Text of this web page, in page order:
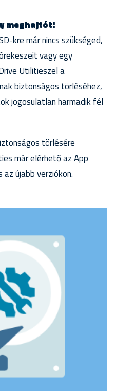
meghajtót!
kre már nincs szükséged,
vagy egy
Utilitieszel a
biztonságos törléséhez,
jogosulatlan harmadik fél
törlésére
már elérhető az App
újabb verziókon.